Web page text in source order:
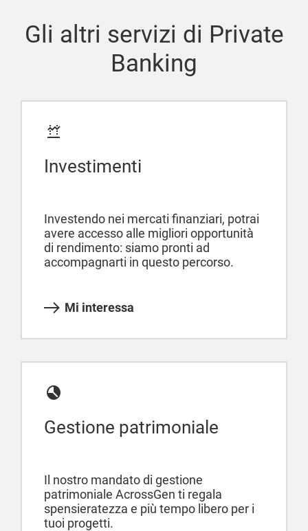
Gli altri servizi di Private
Banking
Investimenti
Investendo nei mercati finanziari, potrai
avere accesso alle migliori opportunità
di rendimento: siamo pronti ad
accompagnarti in questo percorso.
Mi interessa
Gestione patrimoniale
Il nostro mandato di gestione
patrimoniale AcrossGen ti regala
spensieratezza e più tempo libero per i
tuoi progetti.